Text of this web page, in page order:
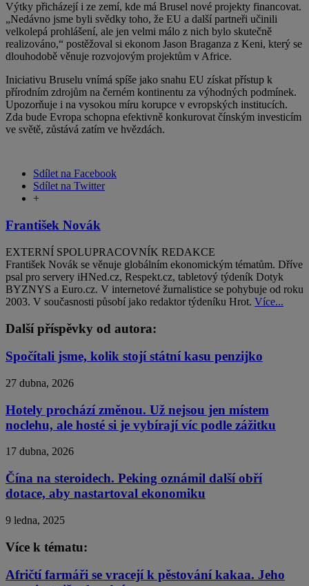
Výtky přicházejí i ze zemí, kde má Brusel nové projekty financovat.
„Nedávno jsme byli svědky toho, že EU a další partneři učinili
velkolepá prohlášení, ale jen velmi málo z nich bylo skutečně
realizováno,“ postěžoval si ekonom Jason Braganza z Keni, který se
dlouhodobě věnuje rozvojovým projektům v Africe.
Iniciativu Bruselu vnímá spíše jako snahu EU získat přístup k
přírodním zdrojům na černém kontinentu za výhodných podmínek.
Upozorňuje i na vysokou míru korupce v evropských institucích.
Zda bude Evropa schopna efektivně konkurovat čínským investicím
ve světě, zůstává zatím ve hvězdách.
Sdílet na Facebook
Sdílet na Twitter
+
František Novák
EXTERNÍ SPOLUPRACOVNÍK REDAKCE
František Novák se věnuje globálním ekonomickým tématům. Dříve
psal pro servery iHNed.cz, Respekt.cz, tabletový týdeník Dotyk
BYZNYS a Euro.cz. V internetové žurnalistice se pohybuje od roku
2003. V současnosti působí jako redaktor týdeníku Hrot. Více...
Další příspěvky od autora:
Spočítali jsme, kolik stojí státní kasu penzijko
27 dubna, 2026
Hotely prochází změnou. Už nejsou jen místem
noclehu, ale hosté si je vybírají víc podle zážitku
17 dubna, 2026
Čína na steroidech. Peking oznámil další obří
dotace, aby nastartoval ekonomiku
9 ledna, 2025
Více k tématu:
Afričtí farmáři se vracejí k pěstování kakaa. Jeho